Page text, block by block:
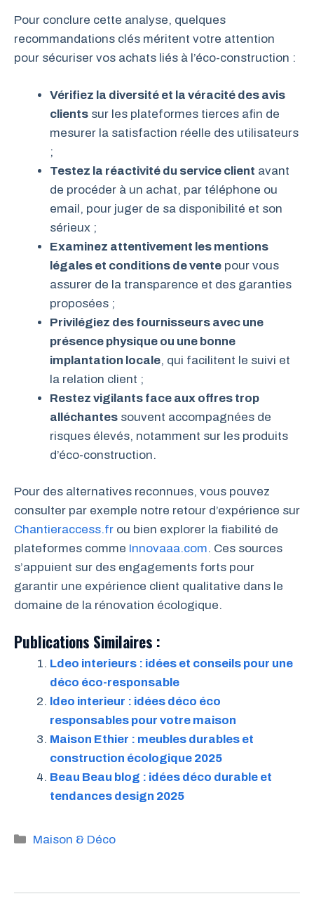
Pour conclure cette analyse, quelques
recommandations clés méritent votre attention
pour sécuriser vos achats liés à l’éco-construction :
Vérifiez la diversité et la véracité des avis
clients sur les plateformes tierces afin de
mesurer la satisfaction réelle des utilisateurs
;
Testez la réactivité du service client avant
de procéder à un achat, par téléphone ou
email, pour juger de sa disponibilité et son
sérieux ;
Examinez attentivement les mentions
légales et conditions de vente pour vous
assurer de la transparence et des garanties
proposées ;
Privilégiez des fournisseurs avec une
présence physique ou une bonne
implantation locale, qui facilitent le suivi et
la relation client ;
Restez vigilants face aux offres trop
alléchantes souvent accompagnées de
risques élevés, notamment sur les produits
d’éco-construction.
Pour des alternatives reconnues, vous pouvez
consulter par exemple notre retour d’expérience sur
Chantieraccess.fr ou bien explorer la fiabilité de
plateformes comme Innovaaa.com. Ces sources
s’appuient sur des engagements forts pour
garantir une expérience client qualitative dans le
domaine de la rénovation écologique.
Publications Similaires :
Ldeo interieurs : idées et conseils pour une
déco éco-responsable
ldeo interieur : idées déco éco
responsables pour votre maison
Maison Ethier : meubles durables et
construction écologique 2025
Beau Beau blog : idées déco durable et
tendances design 2025
Catégories
Maison & Déco